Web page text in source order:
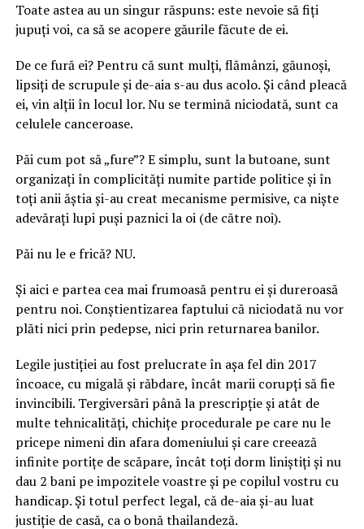
Toate astea au un singur răspuns: este nevoie să fiți
jupuți voi, ca să se acopere găurile făcute de ei.
De ce fură ei? Pentru că sunt mulți, flămânzi, găunoși,
lipsiți de scrupule și de-aia s-au dus acolo. Și când pleacă
ei, vin alții în locul lor. Nu se termină niciodată, sunt ca
celulele canceroase.
Păi cum pot să „fure”? E simplu, sunt la butoane, sunt
organizați în complicități numite partide politice și în
toți anii ăștia și-au creat mecanisme permisive, ca niște
adevărați lupi puși paznici la oi (de către noi).
Păi nu le e frică? NU.
Și aici e partea cea mai frumoasă pentru ei și dureroasă
pentru noi. Conștientizarea faptului că niciodată nu vor
plăti nici prin pedepse, nici prin returnarea banilor.
Legile justiției au fost prelucrate în așa fel din 2017
încoace, cu migală și răbdare, încât marii corupți să fie
invincibili. Tergiversări până la prescripție și atât de
multe tehnicalități, chichițe procedurale pe care nu le
pricepe nimeni din afara domeniului și care creează
infinite portițe de scăpare, încât toți dorm liniștiți și nu
dau 2 bani pe impozitele voastre și pe copilul vostru cu
handicap. Și totul perfect legal, că de-aia și-au luat
justiție de casă, ca o bonă thailandeză.